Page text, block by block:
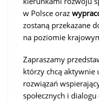
w Polsce oraz
zostaną przekazane
na poziomie
Zapraszamy
którzy chcą aktywnie
rozwiązań
społecznych i